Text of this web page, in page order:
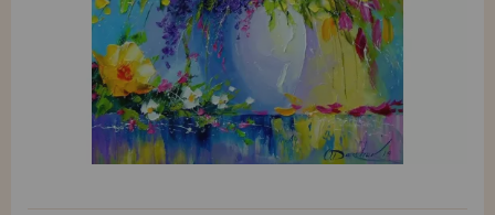
LIQUIDATIONS
INFORMATION
info@maisondespuzzles.fr
Je veux m'enregistrer en tant que
nouveau client
En créant un compte sur maisondespuzzles.fr, vous pouvez faire vos
achats rapidement dans notre boutique en ligne, vérifier le statut de
vos commandes et consulter vos opérations précédentes.
Allez-y! Nous vous attendions.